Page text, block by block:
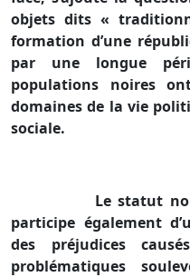
objets dits «
formation d’une
par une longue
populations noires
domaines de la vie
sociale.
Le statut
participe également
des préjudices
problématiques